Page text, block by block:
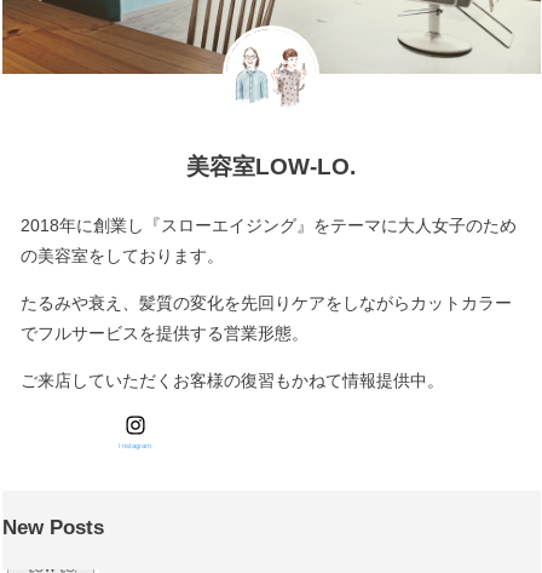
美容室LOW-LO.
2018年に創業し『スローエイジング』をテーマに大人女子のため
の美容室をしております。
たるみや衰え、髪質の変化を先回りケアをしながらカットカラー
でフルサービスを提供する営業形態。
ご来店していただくお客様の復習もかねて情報提供中。
Instagram
New Posts